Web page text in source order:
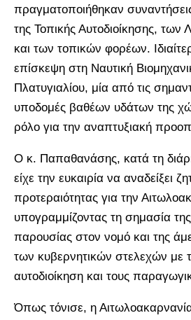
πραγματοποιήθηκαν
της Τοπικής Αυτοδιοίκησης, των
και των τοπικών φορέων.
επίσκεψη στη Ναυτική
Πλατυγιαλίου, μία από τις
υποδομές βαθέων υδάτων της
ρόλο για την αναπτυξιακή
Ο κ. Παπαθανάσης, κατά τη
είχε την ευκαιρία να αναδείξει
προτεραιότητας για την
υπογραμμίζοντας τη σημασία
παρουσίας στον νομό και της
των κυβερνητικών στελεχών με
αυτοδιοίκηση και τους
Όπως τόνισε, η Αιτωλοακαρνανία